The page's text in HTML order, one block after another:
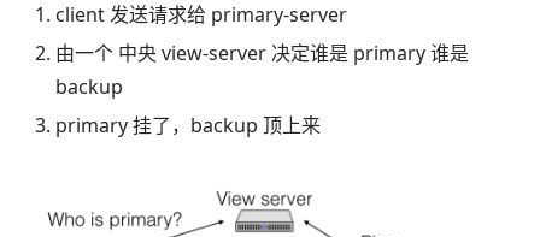
client 发送请求给 primary-server
由一个 中央 view-server 决定谁是 primary 谁是
backup
primary 挂了，backup 顶上来